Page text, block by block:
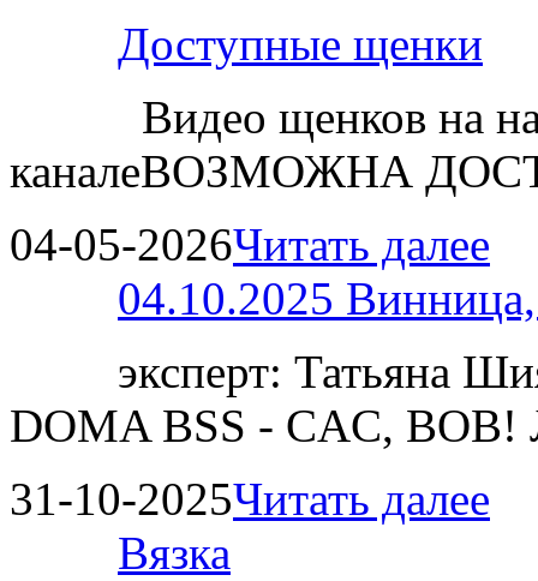
Доступные щенки
Видео щенков на
каналеВОЗМОЖНА
04-05-2026Читать далее
04.10.2025
эксперт: Татьяна
DOMA BSS - CAC,
31-10-2025Читать далее
Вязка